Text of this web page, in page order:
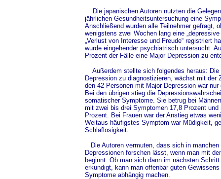
Die japanischen Autoren nutzten die
jährlichen Gesundheitsuntersuchung eine
Anschließend wurden alle Teilnehmer gefragt,
wenigstens zwei Wochen lang eine
„Verlust von Interesse und Freude“ registriert
wurde eingehender psychiatrisch untersucht.
Prozent der Fälle eine Major Depression zu
Außerdem stellte sich folgendes heraus: Die
Depression zu diagnostizieren, wächst mit der
den 42 Personen mit Major Depression war
Bei den übrigen stieg die
somatischer Symptome. Sie betrug bei
mit zwei bis drei Symptomen 17,8 Prozent
Prozent. Bei Frauen war der Anstieg etwas
Weitaus häufigstes Symptom war Müdigkeit,
Schlaflosigkeit.
Die Autoren vermuten, dass sich in
Depressionen forschen lässt, wenn man mit
beginnt. Ob man sich dann im nächsten
erkundigt, kann man offenbar guten
Symptome abhängig machen.